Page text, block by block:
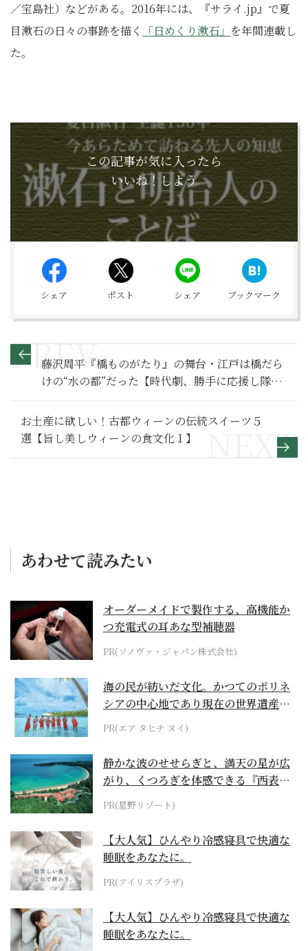
／宝島社）などがある。2016年には、『サライ.jp』で夏
目漱石の日々の事跡を描く
「日めくり漱石」 を年間連載し
た。
この記事が気に入ったら
いいね！しよう
シェア ポスト シェア ブックマーク
藤沢周平『橋ものがたり』の舞台・江戸は橋だら
けの“水の都”だった【時代劇、勝手に応援し隊
第九夜】
お土産に欲しい！古都ウィーンの伝統スイーツ５
選【旨し美しウィーンの食文化１】
あわせて読みたい
オーダーメイドで製作する、高機能か
つ充電式の耳あな型補聴器
PR(ソノヴァ・ジャパン株式会社)
海の民が紡いだ文化。かつてのポリネ
シアの中心地であり現在の世界遺産か
らみえてくる...
PR(エア タヒチ ヌイ)
静かな波のせせらぎと、満天の星が広
がり、くつろぎを体感できる『西表島
ホテル by...
PR(星野リゾート)
【大人気】ひんやり冷感寝具で快適な
睡眠をあなたに。
PR(アイリスプラザ)
【大人気】ひんやり冷感寝具で快適な
睡眠をあなたに。